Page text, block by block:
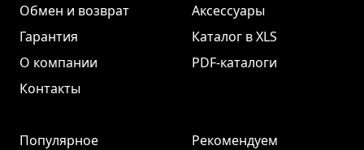
Обмен и возврат
Гарантия
О компании
Контакты
Аксессуары
Каталог в XLS
PDF-каталоги
Популярное
Рекомендуем